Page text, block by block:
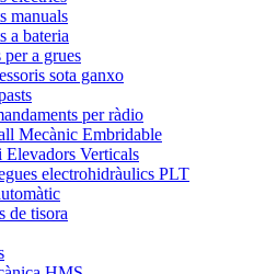
manuals
a bateria
per a grues
sota ganxo
per ràdio
Mecànic Embridable
Elevadors Verticals
electrohidràulics PLT
de tisora